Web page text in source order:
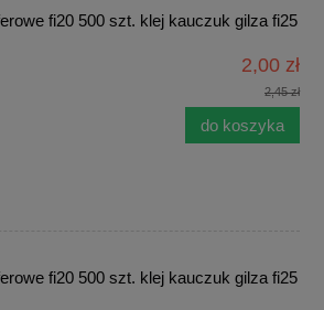
fi20 500 szt. klej kauczuk gilza fi25
2,00 zł
2,45 zł
do koszyka
fi20 500 szt. klej kauczuk gilza fi25